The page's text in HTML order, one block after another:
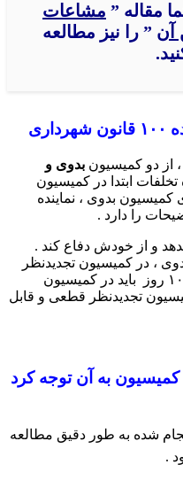
مقاله ” مشاعات
آن ” را نیز مطالعه
بدوی و
ابتدا در کمیسیون
بدوی ، نماینده
را دارد .
و از خودش دفاع کند .
، در کمیسیون تجدیدنظر
قابل اعتراض هستند . این اعتراض تا ۱۰ روز باید در کمیسیون
تجدیدنظر قطعی و قابل
کمیسیون به آن توجه کرد
شده به طور دقیق مطالعه
.